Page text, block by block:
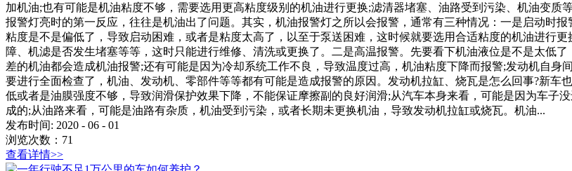
加机油;也有可能是机油粘度不够，需要选用更高粘度级别的机油进行更换;滤清器堵塞、油路受到污染、机油变
报警灯亮时的第一反应，往往是机油出了问题。其实，机油报警灯之所以会报警，通常有三种情况：一是启动时
粘度是不是偏低了，导致启动困难，或者是粘度太高了，以至于泵送困难，这时候就要选用合适粘度的机油进行
障、机滤是否发生堵塞等等，这时只能进行维修、清洗或更换了。二是高温报警。先要看下机油液位是不是太低
差的机油都会造成机油报警;还有可能是因为冷却系统工作不良，导致温度过高，机油粘度下降而报警;发动机自
要进行全面检查了，机油、发动机、零部件等等都有可能是造成报警的原因。发动机拉缸、烧瓦是怎么回事?新
低或者是油膜强度不够，导致润滑保护效果下降，不能保证摩擦副的良好润滑;从汽车本身来看，可能是因为车子
成的;从油路来看，可能是油路有杂质，机油受到污染，或者长期未更换机油，导致发动机拉缸或烧瓦。机油...
发布时间: 2020 - 06 - 01
浏览次数： 71
查看详情>>